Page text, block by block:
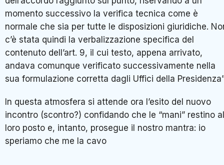
momento successivo la verifica tecnica come è
normale che sia per tutte le disposizioni giuridiche.
c’è stata quindi la verbalizzazione specifica del
contenuto dell’art. 9, il cui testo, appena arrivato,
andava comunque verificato successivamente nella
sua formulazione corretta dagli Uffici della
In questa atmosfera si attende ora l’esito del nuovo
incontro (scontro?) confidando che le “mani” restino al
loro posto e, intanto, prosegue il nostro mantra: io
speriamo che me la cavo